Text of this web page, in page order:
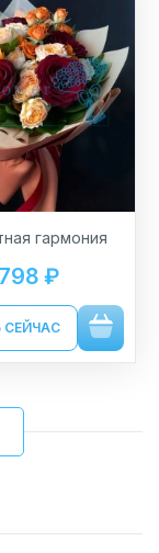
гармония
₽
СЕЙЧАС